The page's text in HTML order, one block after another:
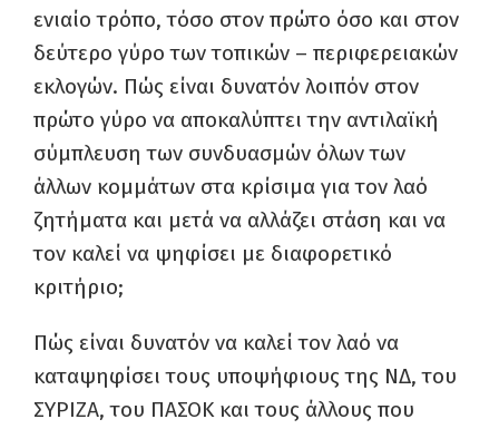
ενιαίο τρόπο, τόσο στον πρώτο όσο και στον
δεύτερο γύρο των τοπικών – περιφερειακών
εκλογών. Πώς είναι δυνατόν λοιπόν στον
πρώτο γύρο να αποκαλύπτει την αντιλαϊκή
σύμπλευση των συνδυασμών όλων των
άλλων κομμάτων στα κρίσιμα για τον λαό
ζητήματα και μετά να αλλάζει στάση και να
τον καλεί να ψηφίσει με διαφορετικό
κριτήριο;
Πώς είναι δυνατόν να καλεί τον λαό να
καταψηφίσει τους υποψήφιους της ΝΔ, του
ΣΥΡΙΖΑ, του ΠΑΣΟΚ και τους άλλους που